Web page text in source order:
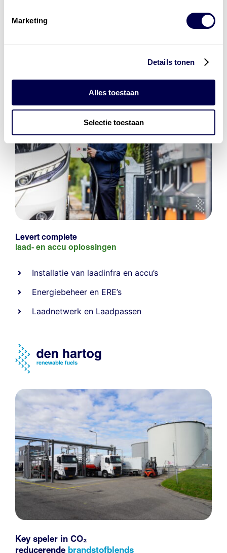
Marketing
Details tonen
Alles toestaan
Selectie toestaan
Levert complete
laad- en accu oplossingen
Installatie van laadinfra en accu’s
Energiebeheer en ERE’s
Laadnetwerk en Laadpassen
Key speler in CO₂
reducerende brandstofblends